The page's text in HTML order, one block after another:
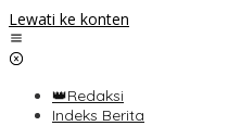
Lewati ke konten
👑Redaksi
Indeks Berita